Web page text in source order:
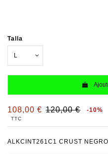
Talla
108,00 € 120,00 € -10%
TTC
ALKCINT261C1 CRUST